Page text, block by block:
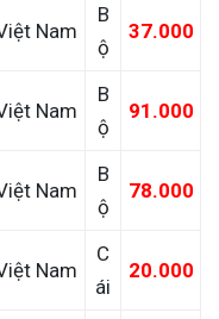
Nam
B
ộ
37.000
Nam
B
ộ
91.000
Nam
B
ộ
78.000
Nam
C
ái
20.000